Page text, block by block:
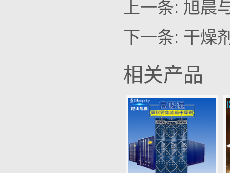
上一条: 旭晨
下一条: 干燥
相关产品